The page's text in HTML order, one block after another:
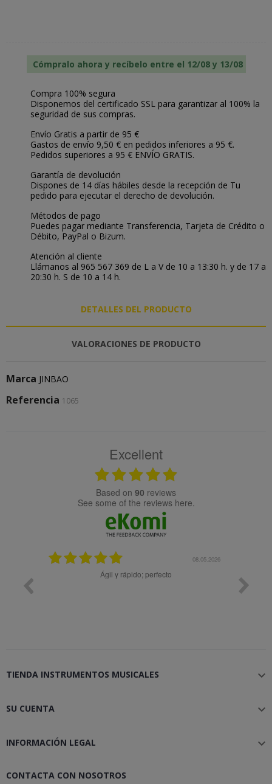
Cómpralo ahora y recíbelo entre el 12/08 y 13/08
Compra 100% segura
Disponemos del certificado SSL para garantizar al 100% la
seguridad de sus compras.
Envío Gratis a partir de 95 €
Gastos de envío 9,50 € en pedidos inferiores a 95 €.
Pedidos superiores a 95 € ENVÍO GRATIS.
Garantía de devolución
Dispones de 14 días hábiles desde la recepción de Tu
pedido para ejecutar el derecho de devolución.
Métodos de pago
Puedes pagar mediante Transferencia, Tarjeta de Crédito o
Débito, PayPal o Bizum.
Atención al cliente
Llámanos al 965 567 369 de L a V de 10 a 13:30 h. y de 17 a
20:30 h. S de 10 a 14 h.
DETALLES DEL PRODUCTO
VALORACIONES DE PRODUCTO
Marca JINBAO
Referencia 1065
Excellent
based on 90 reviews
see some of the reviews here.
08.05.2026
Ágil y rápido; perfecto
TIENDA INSTRUMENTOS MUSICALES 
SU CUENTA 
INFORMACIÓN LEGAL 
CONTACTA CON NOSOTROS